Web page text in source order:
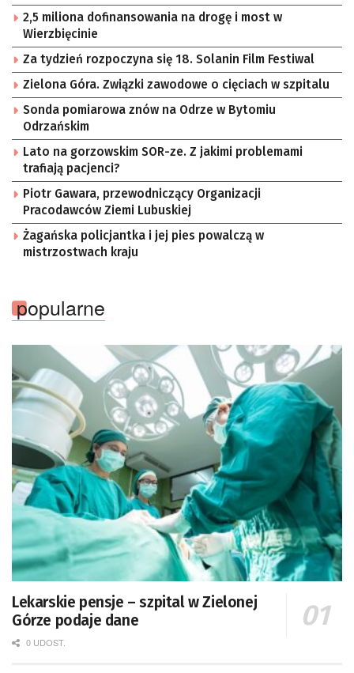
2,5 miliona dofinansowania na drogę i most w
Wierzbięcinie
Za tydzień rozpoczyna się 18. Solanin Film Festiwal
Zielona Góra. Związki zawodowe o cięciach w szpitalu
Sonda pomiarowa znów na Odrze w Bytomiu
Odrzańskim
Lato na gorzowskim SOR-ze. Z jakimi problemami
trafiają pacjenci?
Piotr Gawara, przewodniczący Organizacji
Pracodawców Ziemi Lubuskiej
Żagańska policjantka i jej pies powalczą w
mistrzostwach kraju
popularne
Lekarskie pensje – szpital w Zielonej
Górze podaje dane
0 UDOST.